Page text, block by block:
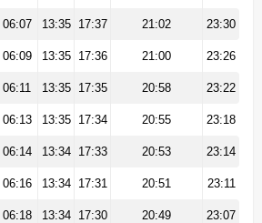
06:07 13:35 17:37 21:02 23:30
06:09 13:35 17:36 21:00 23:26
06:11 13:35 17:35 20:58 23:22
06:13 13:35 17:34 20:55 23:18
06:14 13:34 17:33 20:53 23:14
06:16 13:34 17:31 20:51 23:11
06:18 13:34 17:30 20:49 23:07